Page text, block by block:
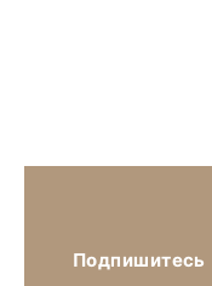
Подпишитесь